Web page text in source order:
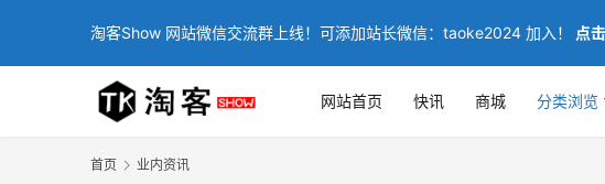
淘客Show 网站微信交流群上线！可添加站长微信：taoke2024 加入！ 点
网站首页 快讯 商城 分类浏览
首页 业内资讯